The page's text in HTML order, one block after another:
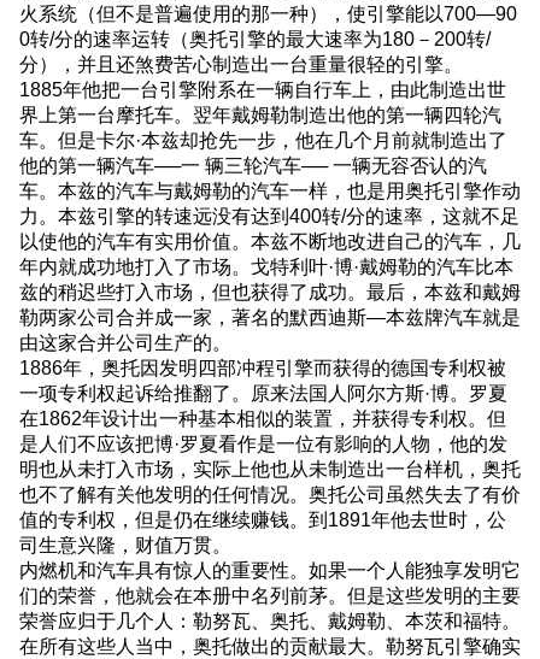
火系统（但不是普遍使用的那一种），使引擎能以700—90
0转/分的速率运转（奥托引擎的最大速率为180－200转/
分），并且还煞费苦心制造出一台重量很轻的引擎。
1885年他把一台引擎附系在一辆自行车上，由此制造出世
界上第一台摩托车。翌年戴姆勒制造出他的第一辆四轮汽
车。但是卡尔·本兹却抢先一步，他在几个月前就制造出了
他的第一辆汽车──一 辆三轮汽车── 一辆无容否认的汽
车。本兹的汽车与戴姆勒的汽车一样，也是用奥托引擎作动
力。本兹引擎的转速远没有达到400转/分的速率，这就不足
以使他的汽车有实用价值。本兹不断地改进自己的汽车，几
年内就成功地打入了市场。戈特利叶·博·戴姆勒的汽车比本
兹的稍迟些打入市场，但也获得了成功。最后，本兹和戴姆
勒两家公司合并成一家，著名的默西迪斯—本兹牌汽车就是
由这家合并公司生产的。
1886年，奥托因发明四部冲程引擎而获得的德国专利权被
一项专利权起诉给推翻了。原来法国人阿尔方斯·博。罗夏
在1862年设计出一种基本相似的装置，并获得专利权。但
是人们不应该把博·罗夏看作是一位有影响的人物，他的发
明也从未打入市场，实际上他也从未制造出一台样机，奥托
也不了解有关他发明的任何情况。奥托公司虽然失去了有价
值的专利权，但是仍在继续赚钱。到1891年他去世时，公
司生意兴隆，财值万贯。
内燃机和汽车具有惊人的重要性。如果一个人能独享发明它
们的荣誉，他就会在本册中名列前茅。但是这些发明的主要
荣誉应归于几个人：勒努瓦、奥托、戴姆勒、本茨和福特。
在所有这些人当中，奥托做出的贡献最大。勒努瓦引擎确实